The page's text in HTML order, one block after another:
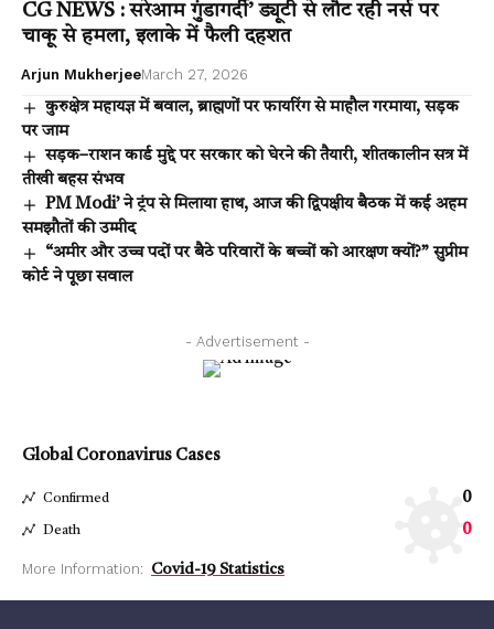
CG NEWS : सरेआम गुंडागर्दी’ ड्यूटी से लौट रही नर्स पर
चाकू से हमला, इलाके में फैली दहशत
Arjun MukherjeeMarch 27, 2026
कुरुक्षेत्र महायज्ञ में बवाल, ब्राह्मणों पर फायरिंग से माहौल गरमाया, सड़क
पर जाम
सड़क–राशन कार्ड मुद्दे पर सरकार को घेरने की तैयारी, शीतकालीन सत्र में
तीखी बहस संभव
PM Modi’ ने ट्रंप से मिलाया हाथ, आज की द्विपक्षीय बैठक में कई अहम
समझौतों की उम्मीद
“अमीर और उच्च पदों पर बैठे परिवारों के बच्चों को आरक्षण क्यों?” सुप्रीम
कोर्ट ने पूछा सवाल
- Advertisement -
Global Coronavirus Cases
Confirmed 0
Death 0
More Information: Covid-19 Statistics